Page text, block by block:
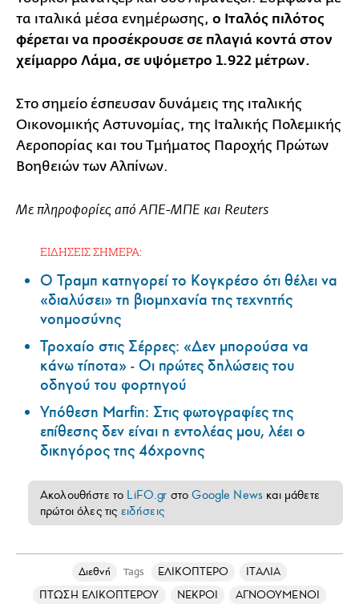
τα ιταλικά μέσα ενημέρωσης, ο Ιταλός πιλότος
φέρεται να προσέκρουσε σε πλαγιά κοντά στον
χείμαρρο Λάμα, σε υψόμετρο 1.922 μέτρων.
Στο σημείο έσπευσαν δυνάμεις της ιταλικής
Οικονομικής Αστυνομίας, της Ιταλικής Πολεμικής
Αεροπορίας και του Τμήματος Παροχής Πρώτων
Βοηθειών των Αλπίνων.
Με πληροφορίες από ΑΠΕ-ΜΠΕ και Reuters
ΕΙΔΗΣΕΙΣ ΣΗΜΕΡΑ:
Ο Τραμπ κατηγορεί το Κογκρέσο ότι θέλει να
«διαλύσει» τη βιομηχανία της τεχνητής
νοημοσύνης
Τροχαίο στις Σέρρες: «Δεν μπορούσα να
κάνω τίποτα» - Οι πρώτες δηλώσεις του
οδηγού του φορτηγού
Υπόθεση Marfin: Στις φωτογραφίες της
επίθεσης δεν είναι η εντολέας μου, λέει ο
δικηγόρος της 46χρονης
Ακολουθήστε το LiFO.gr στοGoogle News και μάθετε
πρώτοι όλες τις ειδήσεις
Διεθνή Tags ΕΛΙΚΟΠΤΕΡΟ
ΙΤΑΛΙΑ
ΠΤΩΣΗ ΕΛΙΚΟΠΤΕΡΟΥ
ΝΕΚΡΟΙ ΑΓΝΟΟΥΜΕΝΟΙ